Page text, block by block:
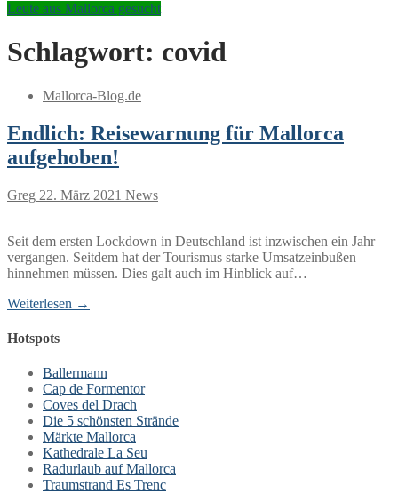
Leute aus Mallorca gesucht
Schlagwort: covid
Mallorca-Blog.de
Endlich: Reisewarnung für Mallorca
aufgehoben!
Greg 22. März 2021 News
Seit dem ersten Lockdown in Deutschland ist inzwischen ein Jahr
vergangen. Seitdem hat der Tourismus starke Umsatzeinbußen
hinnehmen müssen. Dies galt auch im Hinblick auf…
Weiterlesen →
Hotspots
Ballermann
Cap de Formentor
Coves del Drach
Die 5 schönsten Strände
Märkte Mallorca
Kathedrale La Seu
Radurlaub auf Mallorca
Traumstrand Es Trenc